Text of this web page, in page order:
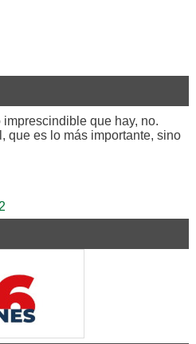
que hay, no.
que es lo más importante, sino